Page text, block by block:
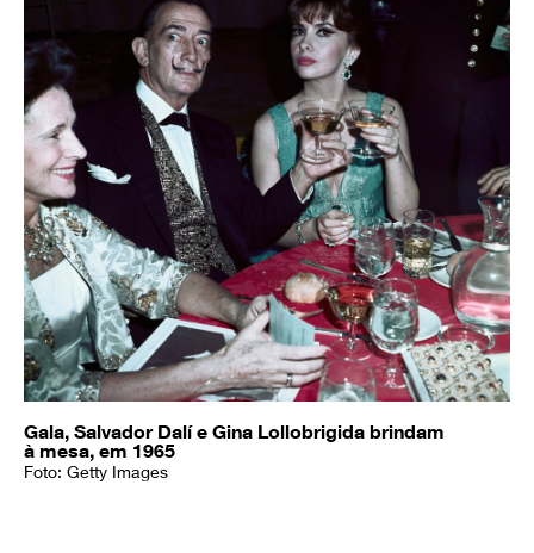
Gala, Salvador Dalí e Gina Lollobrigida brindam
à mesa, em 1965
Foto: Getty Images